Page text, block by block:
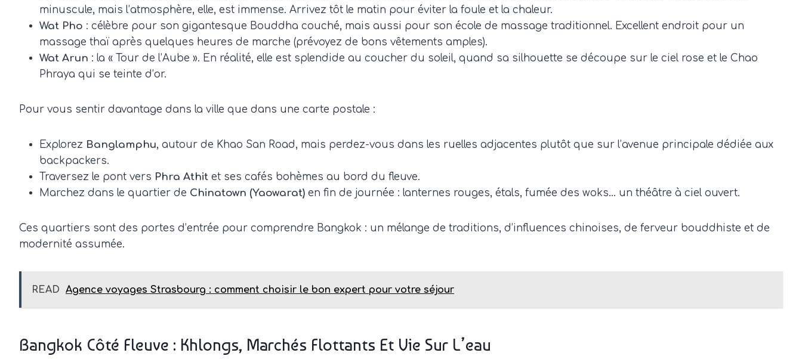
minuscule, mais l’atmosphère, elle, est immense. Arrivez tôt le matin pour éviter la foule et la chaleur.
Wat Pho : célèbre pour son gigantesque Bouddha couché, mais aussi pour son école de massage traditionnel. Excellent endroit pour un
massage thaï après quelques heures de marche (prévoyez de bons vêtements amples).
Wat Arun : la « Tour de l’Aube ». En réalité, elle est splendide au coucher du soleil, quand sa silhouette se découpe sur le ciel rose et le Chao
Phraya qui se teinte d’or.
Pour vous sentir davantage dans la ville que dans une carte postale :
Explorez Banglamphu, autour de Khao San Road, mais perdez-vous dans les ruelles adjacentes plutôt que sur l’avenue principale dédiée aux
backpackers.
Traversez le pont vers Phra Athit et ses cafés bohèmes au bord du fleuve.
Marchez dans le quartier de Chinatown (Yaowarat) en fin de journée : lanternes rouges, étals, fumée des woks… un théâtre à ciel ouvert.
Ces quartiers sont des portes d’entrée pour comprendre Bangkok : un mélange de traditions, d’influences chinoises, de ferveur bouddhiste et de
modernité assumée.
READ Agence voyages Strasbourg : comment choisir le bon expert pour votre séjour
Bangkok Côté Fleuve : Khlongs, Marchés Flottants Et Vie Sur L’eau